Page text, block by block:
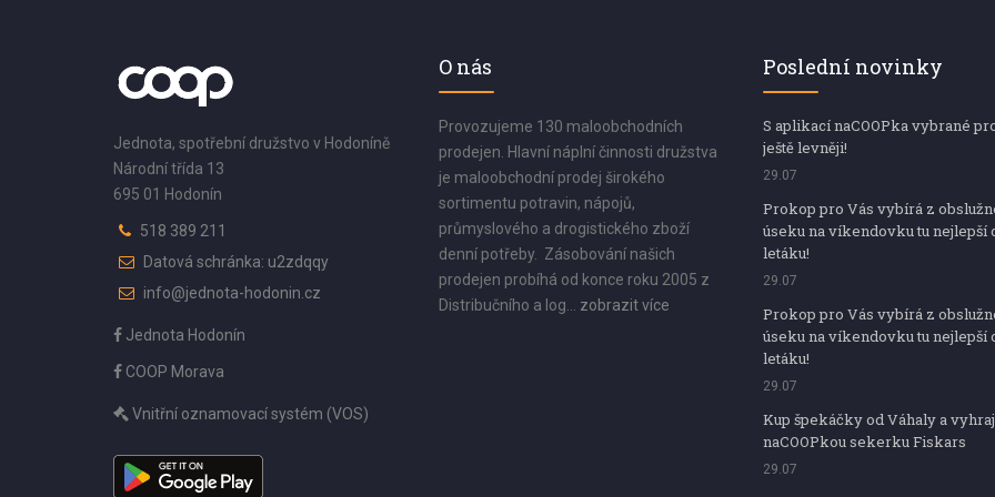
Jednota, spotřební družstvo v Hodoníně
Národní třída 13
695 01 Hodonín
518 389 211
Datová schránka: u2zdqqy
info@jednota-hodonin.cz
Jednota Hodonín
COOP Morava
Vnitřní oznamovací systém (VOS)
O nás
Provozujeme 130 maloobchodních
prodejen. Hlavní náplní činnosti družstva
je maloobchodní prodej širokého
sortimentu potravin, nápojů,
průmyslového a drogistického zboží
denní potřeby. Zásobování našich
prodejen probíhá od konce roku 2005 z
Distribučního a log... zobrazit více
Poslední novinky
S aplikací naCOOPka vybrané
ještě levněji!
29.07
Prokop pro Vás vybírá z
úseku na víkendovku tu nejlepší
letáku!
29.07
Prokop pro Vás vybírá z
úseku na víkendovku tu nejlepší
letáku!
29.07
Kup špekáčky od Váhaly a
naCOOPkou sekerku Fiskars
29.07